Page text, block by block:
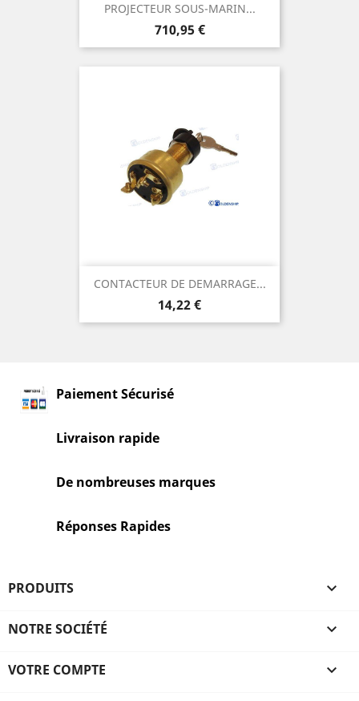
PROJECTEUR SOUS-MARIN...
Prix
710,95 €
CONTACTEUR DE DEMARRAGE...
Prix
14,22 €
Paiement Sécurisé
Livraison rapide
De nombreuses marques
Réponses Rapides
PRODUITS 
NOTRE SOCIÉTÉ 
VOTRE COMPTE 